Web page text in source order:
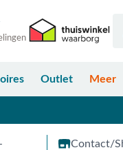
Outlet Meer
Contact/